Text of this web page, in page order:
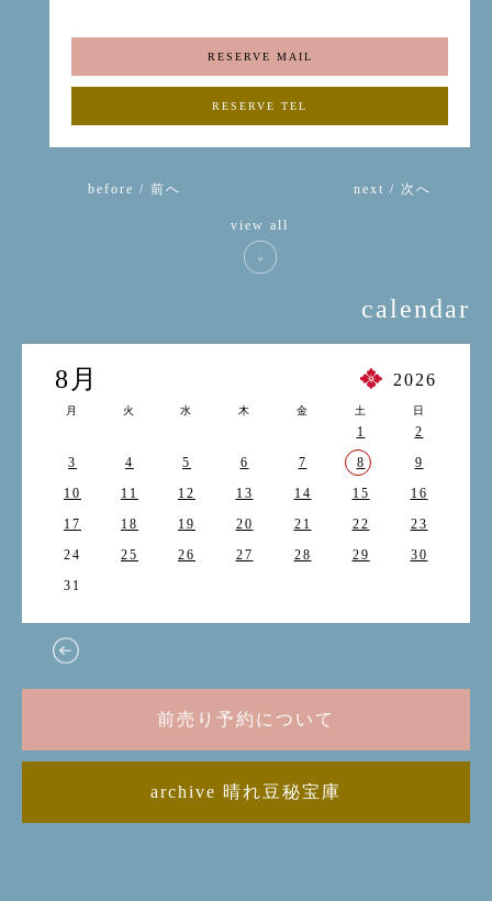
RESERVE MAIL
RESERVE TEL
before / 前へ next / 次へ
view all
calendar
8月 2026
月 火 水 木 金 土 日
1
2
3
4 5 6 7 8
9
10
11 12 13 14 15
16
17
18 19 20 21 22
23
24
25 26 27 28 29
30
31
前売り予約について
archive 晴れ豆秘宝庫